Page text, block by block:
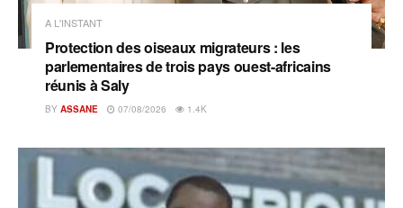
A L'INSTANT
Protection des oiseaux migrateurs : les
parlementaires de trois pays ouest-africains
réunis à Saly
BY ASSANE 07/08/2026 1.4K